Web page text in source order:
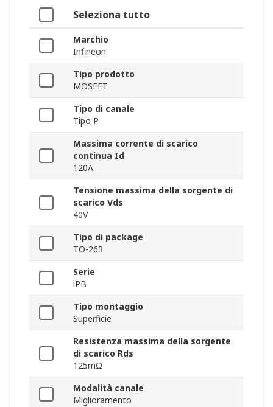
Seleziona tutto
Marchio
Infineon
Tipo prodotto
MOSFET
Tipo di canale
Tipo P
Massima corrente di scarico
continua Id
120A
Tensione massima della sorgente di
scarico Vds
40V
Tipo di package
TO-263
Serie
iPB
Tipo montaggio
Superficie
Resistenza massima della sorgente
di scarico Rds
125mΩ
Modalità canale
Miglioramento